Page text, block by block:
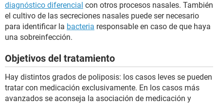
diagnóstico diferencial con otros procesos nasales. También
el cultivo de las secreciones nasales puede ser necesario
para identificar la bacteria responsable en caso de que haya
una sobreinfección.
Objetivos del tratamiento
Hay distintos grados de poliposis: los casos leves se pueden
tratar con medicación exclusivamente. En los casos más
avanzados se aconseja la asociación de medicación y